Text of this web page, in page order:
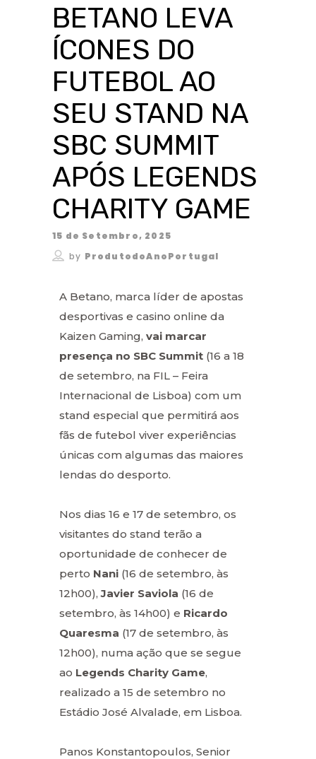
BETANO LEVA
ÍCONES DO
FUTEBOL AO
SEU STAND NA
SBC SUMMIT
APÓS LEGENDS
CHARITY GAME
15 de Setembro, 2025
by ProdutodoAnoPortugal
A Betano, marca líder de apostas
desportivas e casino online da
Kaizen Gaming, vai marcar
presença no SBC Summit (16 a 18
de setembro, na FIL – Feira
Internacional de Lisboa) com um
stand especial que permitirá aos
fãs de futebol viver experiências
únicas com algumas das maiores
lendas do desporto.
Nos dias 16 e 17 de setembro, os
visitantes do stand terão a
oportunidade de conhecer de
perto Nani (16 de setembro, às
12h00),Javier Saviola (16 de
setembro, às 14h00) e Ricardo
Quaresma (17 de setembro, às
12h00), numa ação que se segue
ao Legends Charity Game,
realizado a 15 de setembro no
Estádio José Alvalade, em Lisboa.
Panos Konstantopoulos, Senior